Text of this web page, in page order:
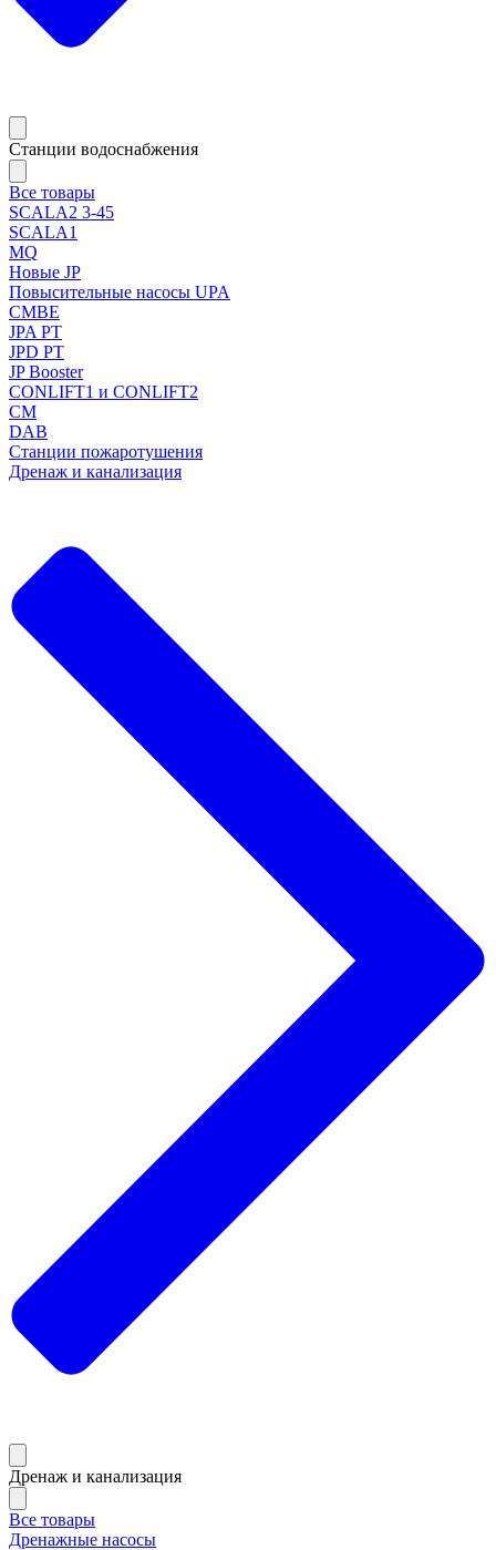
Станции водоснабжения
Все товары
SCALA2 3-45
SCALA1
MQ
Новые JP
Повысительные насосы UPA
CMBE
JPA PT
JPD PT
JP Booster
CONLIFT1 и CONLIFT2
CM
DAB
Станции пожаротушения
Дренаж и канализация
Дренаж и канализация
Все товары
Дренажные насосы